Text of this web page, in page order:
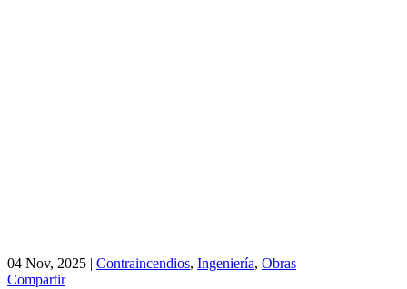
04 Nov, 2025 | Contraincendios, Ingeniería, Obras
Compartir